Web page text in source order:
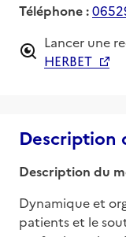
Téléphone :
Lancer une
HERBET
Description
Description du
Dynamique et
patients et le